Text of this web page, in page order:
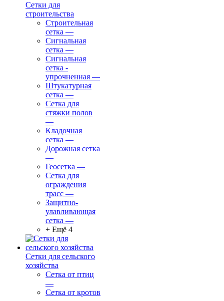
Сетки для
строительства
Строительная
сетка —
Сигнальная
сетка —
Сигнальная
сетка -
упрочненная —
Штукатурная
сетка —
Сетка для
стяжки полов
—
Кладочная
сетка —
Дорожная сетка
—
Геосетка —
Сетка для
ограждения
трасс —
Защитно-
улавливающая
сетка —
+ Ещё 4
Сетки для сельского
хозяйства
Сетка от птиц
—
Сетка от кротов